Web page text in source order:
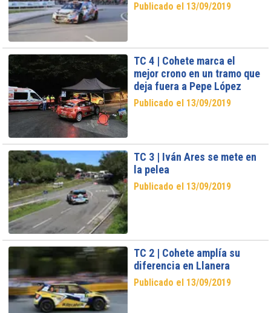
Publicado el 13/09/2019
TC 4 | Cohete marca el
mejor crono en un tramo que
deja fuera a Pepe López
Publicado el 13/09/2019
TC 3 | Iván Ares se mete en
la pelea
Publicado el 13/09/2019
TC 2 | Cohete amplía su
diferencia en Llanera
Publicado el 13/09/2019